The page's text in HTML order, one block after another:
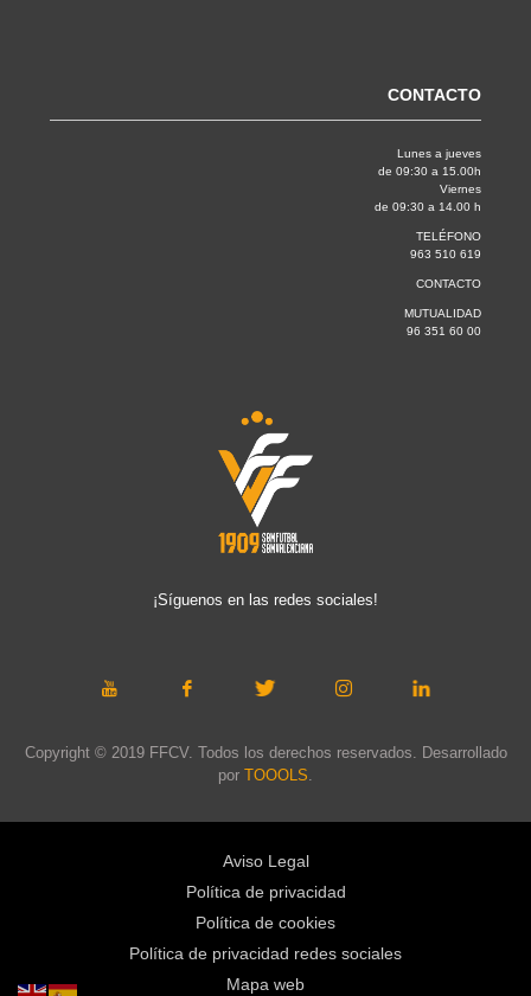
CONTACTO
Lunes a jueves
de 09:30 a 15.00h
Viernes
de 09:30 a 14.00 h
TELÉFONO
963 510 619
CONTACTO
MUTUALIDAD
96 351 60 00
¡Síguenos en las redes sociales!
Copyright © 2019 FFCV. Todos los derechos reservados. Desarrollado
por TOOOLS.
Aviso Legal
Política de privacidad
Política de cookies
Política de privacidad redes sociales
Mapa web